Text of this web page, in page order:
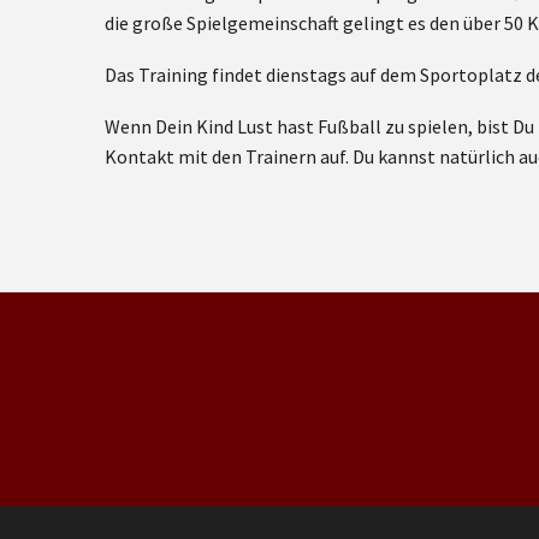
die große Spielgemeinschaft gelingt es den über 50
Das Training findet dienstags auf dem Sportoplatz
Wenn Dein Kind Lust hast Fußball zu spielen, bist
Kontakt mit den Trainern auf. Du kannst natürlich